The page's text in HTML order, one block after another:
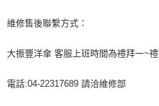
維修售後聯繫方式：
大振豐洋傘 客服上班時間為禮拜一~
電話:04-22317689 請洽維修部